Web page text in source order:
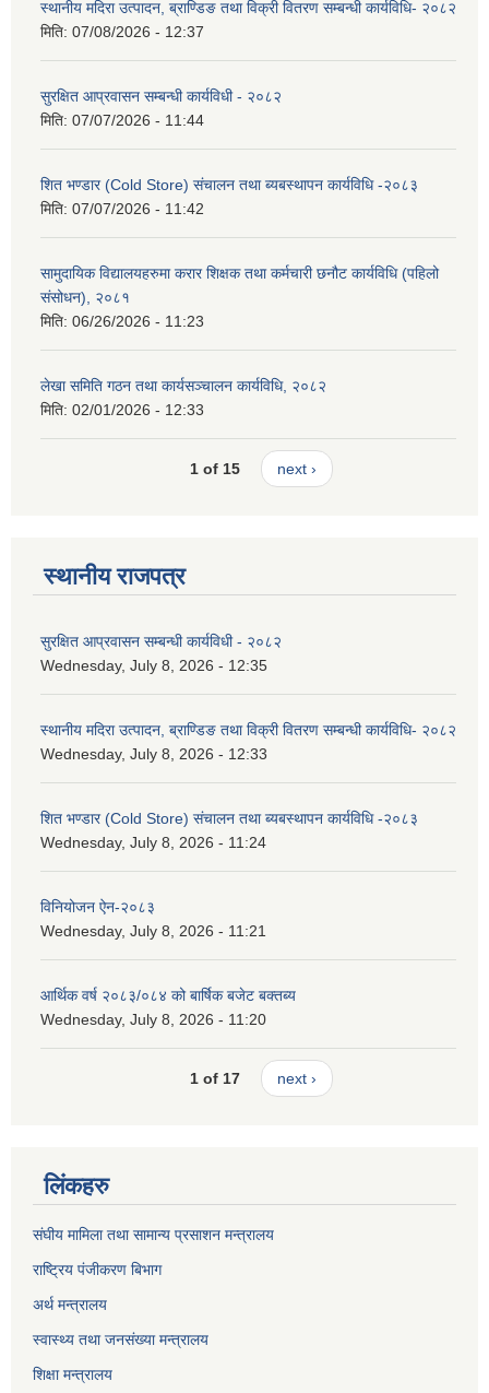
स्थानीय मदिरा उत्पादन, ब्राण्डिङ तथा विक्री वितरण सम्बन्धी कार्यविधि- २०८२
मिति: 07/08/2026 - 12:37
सुरक्षित आप्रवासन सम्बन्धी कार्यविधी - २०८२
मिति: 07/07/2026 - 11:44
शित भण्डार (Cold Store) संचालन तथा ब्यबस्थापन कार्यविधि -२०८३
मिति: 07/07/2026 - 11:42
सामुदायिक विद्यालयहरुमा करार शिक्षक तथा कर्मचारी छनौट कार्यविधि (पहिलो
संसोधन), २०८१
मिति: 06/26/2026 - 11:23
लेखा समिति गठन तथा कार्यसञ्चालन कार्यविधि, २०८२
मिति: 02/01/2026 - 12:33
1 of 15 next ›
स्थानीय राजपत्र
सुरक्षित आप्रवासन सम्बन्धी कार्यविधी - २०८२
Wednesday, July 8, 2026 - 12:35
स्थानीय मदिरा उत्पादन, ब्राण्डिङ तथा विक्री वितरण सम्बन्धी कार्यविधि- २०८२
Wednesday, July 8, 2026 - 12:33
शित भण्डार (Cold Store) संचालन तथा ब्यबस्थापन कार्यविधि -२०८३
Wednesday, July 8, 2026 - 11:24
विनियोजन ऐन-२०८३
Wednesday, July 8, 2026 - 11:21
आर्थिक वर्ष २०८३/०८४ को बार्षिक बजेट बक्तब्य
Wednesday, July 8, 2026 - 11:20
1 of 17 next ›
लिंकहरु
संघीय मामिला तथा सामान्य प्रसाशन मन्त्रालय
राष्ट्रिय पंजीकरण बिभाग
अर्थ मन्त्रालय
स्वास्थ्य तथा जनसंख्या मन्त्रालय
शिक्षा मन्त्रालय